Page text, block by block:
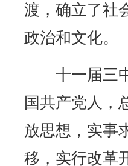
渡，确立了社
政治和文化。
十一届三中
国共产党人，
放思想，实事
移，实行改革